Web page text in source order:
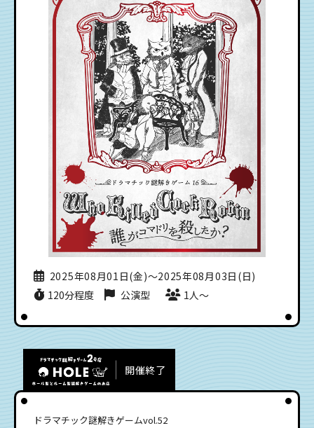
2025年08月01日(金)〜2025年08月03日(日)
120分程度
公演型 1人〜
開催終了
ドラマチック謎解きゲームvol.52